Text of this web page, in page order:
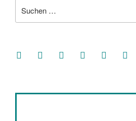
nach:
facebooksoundcloud
twitter mastodoninstagramthreads